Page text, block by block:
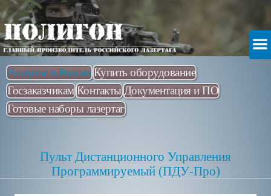
Лазертаг в России Купить оборудование
Госзаказчикам Контакты Документация и ПО
Готовые наборы лазертаг
Пульт Дистанционного Управления
Программируемый (ПДУ-Про)